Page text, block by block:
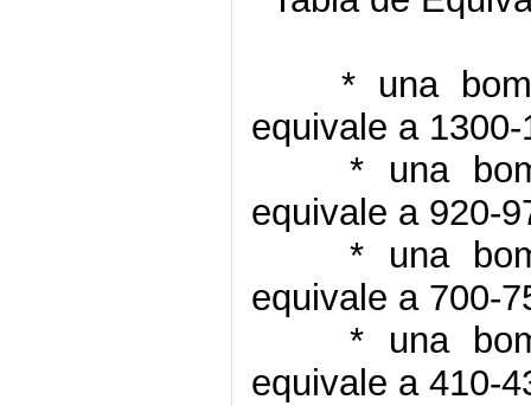
* una
equivale a
* una
equivale a 920-
* una
equivale a 700-
* una
equivale a 410-